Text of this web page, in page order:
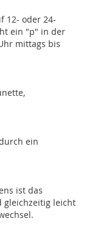
12- oder 24-
ein "p" in der
mittags bis
ein
ist das
gleichzeitig leicht